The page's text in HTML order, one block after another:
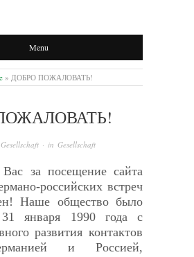
Menu
» ДОБРО ПОЖАЛОВАТЬ!
Gesellschaft · in Gesellschaft
Вас за посещение сайта
российских встреч
Наше общество было
31 января 1990 года с
развития контактов
и Россией,